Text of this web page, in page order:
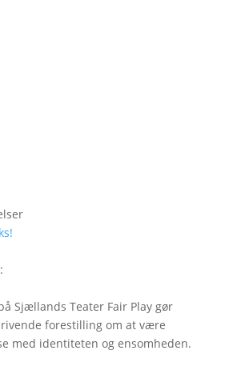
:
Sjællands Teater Fair Play gør
forestilling om at være
med identiteten og ensomheden.